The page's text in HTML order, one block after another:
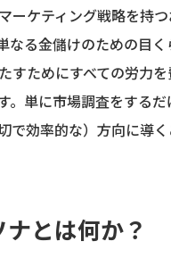
ケティング戦略を持
る金儲けのための目
ためにすべての労力
単に市場調査をする
効率的な）方向に導く
とは何か？